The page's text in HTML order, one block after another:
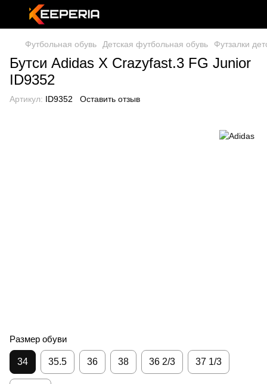
Футбольная обувь Детская футбольная обувь Футзалки
Бутси Adidas X Crazyfast.3 FG Junior
ID9352
Артикул: ID9352 Оставить отзыв
Размер обуви
34 35.5 36 38 36 2/3 37 1/3